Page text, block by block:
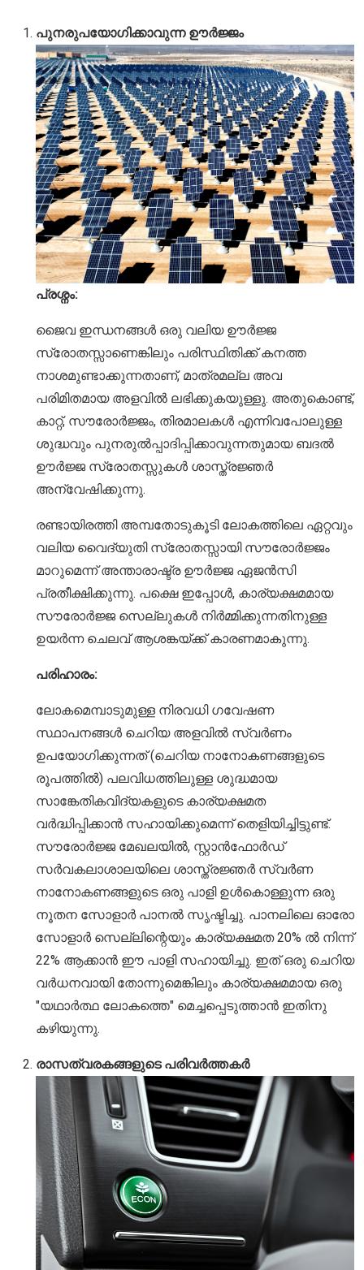
പുനരുപയോഗിക്കാവുന്ന ഊർജ്ജം
പ്രശ്നം:
ജൈവ ഇന്ധനങ്ങൾ ഒരു വലിയ ഊർജ്ജ
സ്രോതസ്സാണെങ്കിലും പരിസ്ഥിതിക്ക് കനത്ത
നാശമുണ്ടാക്കുന്നതാണ്, മാത്രമല്ല അവ
പരിമിതമായ അളവിൽ ലഭിക്കുകയുള്ളു. അതുകൊണ്ട്,
കാറ്റ്, സൗരോർജ്ജം, തിരമാലകൾ എന്നിവപോലുള്ള
ശുദ്ധവും പുനരുൽപ്പാദിപ്പിക്കാവുന്നതുമായ ബദൽ
ഊർജ്ജ സ്രോതസ്സുകൾ ശാസ്ത്രജ്ഞർ
അന്വേഷിക്കുന്നു.
രണ്ടായിരത്തി അമ്പതോടുകൂടി ലോകത്തിലെ ഏറ്റവും
വലിയ വൈദ്യുതി സ്രോതസ്സായി സൗരോർജ്ജം
മാറുമെന്ന് അന്താരാഷ്ട്ര ഊർജ്ജ ഏജൻസി
പ്രതീക്ഷിക്കുന്നു. പക്ഷെ ഇപ്പോൾ, കാര്യക്ഷമമായ
സൗരോർജ്ജ സെല്ലുകൾ നിർമ്മിക്കുന്നതിനുള്ള
ഉയർന്ന ചെലവ് ആശങ്കയ്ക്ക് കാരണമാകുന്നു.
പരിഹാരം:
ലോകമെമ്പാടുമുള്ള നിരവധി ഗവേഷണ
സ്ഥാപനങ്ങൾ ചെറിയ അളവിൽ സ്വർണം
ഉപയോഗിക്കുന്നത് (ചെറിയ നാനോകണങ്ങളുടെ
രൂപത്തിൽ) പലവിധത്തിലുള്ള ശുദ്ധമായ
സാങ്കേതികവിദ്യകളുടെ കാര്യക്ഷമത
വർദ്ധിപ്പിക്കാൻ സഹായിക്കുമെന്ന് തെളിയിച്ചിട്ടുണ്ട്.
സൗരോർജ്ജ മേഖലയിൽ, സ്റ്റാൻഫോർഡ്
സർവകലാശാലയിലെ ശാസ്ത്രജ്ഞർ സ്വർണ
നാനോകണങ്ങളുടെ ഒരു പാളി ഉൾകൊള്ളുന്ന ഒരു
നൂതന സോളാർ പാനൽ സൃഷ്ടിച്ചു. പാനലിലെ ഓരോ
സോളാർ സെല്ലിന്റെയും കാര്യക്ഷമത 20% ൽ നിന്ന്
22% ആക്കാൻ ഈ പാളി സഹായിച്ചു. ഇത് ഒരു ചെറിയ
വർധനവായി തോന്നുമെങ്കിലും കാര്യക്ഷമമായ ഒരു
"യഥാർത്ഥ ലോകത്തെ" മെച്ചപ്പെടുത്താൻ ഇതിനു
കഴിയുന്നു.
രാസത്വരകങ്ങളുടെ പരിവർത്തകർ